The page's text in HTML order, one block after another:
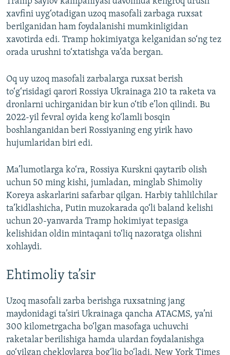
xavfini uyg‘otadigan uzoq masofali zarbaga ruxsat
berilganidan ham foydalanishi mumkinligidan
xavotirda edi. Tramp hokimiyatga kelganidan so‘ng tez
orada urushni to‘xtatishga va’da bergan.
Oq uy uzoq masofali zarbalarga ruxsat berish
to‘g‘risidagi qarori Rossiya Ukrainaga 210 ta raketa va
dronlarni uchirganidan bir kun o‘tib e’lon qilindi. Bu
2022-yil fevral oyida keng ko‘lamli bosqin
boshlanganidan beri Rossiyaning eng yirik havo
hujumlaridan biri edi.
Ma’lumotlarga ko‘ra, Rossiya Kurskni qaytarib olish
uchun 50 ming kishi, jumladan, minglab Shimoliy
Koreya askarlarini safarbar qilgan. Harbiy tahlilchilar
ta’kidlashicha, Putin muzokarada qo‘li baland kelishi
uchun 20-yanvarda Tramp hokimiyat tepasiga
kelishidan oldin mintaqani to‘liq nazoratga olishni
xohlaydi.
Ehtimoliy ta’sir
Uzoq masofali zarba berishga ruxsatning jang
maydonidagi ta’siri Ukrainaga qancha ATACMS, ya’ni
300 kilometrgacha bo‘lgan masofaga uchuvchi
raketalar berilishiga hamda ulardan foydalanishga
qo‘yilgan cheklovlarga bog‘liq bo‘ladi. New York Times